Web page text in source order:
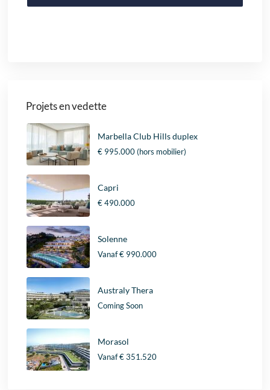
Projets en vedette
Marbella Club Hills duplex
€ 995.000(hors mobilier)
Capri
€ 490.000
Solenne
Vanaf€ 990.000
Australy Thera
Coming Soon
Morasol
Vanaf€ 351.520